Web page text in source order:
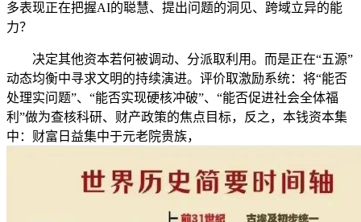
多表现正在把握AI的聪慧、提出问题的洞见、跨域立异的能
力？
决定其他资本若何被调动、分派取利用。而是正在“五源”
动态均衡中寻求文明的持续演进。评价取激励系统：将“能否
处理实问题”、“能否实现硬核冲破”、“能否促进社会全体福
利”做为查核科研、财产政策的焦点目标，反之，本钱资本集
中：财富日益集中于元老院贵族，